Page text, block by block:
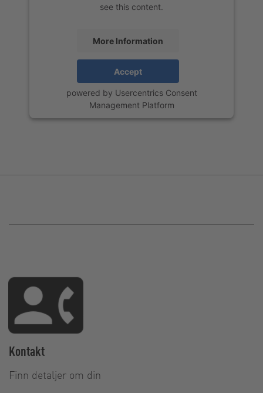
see this content.
More Information
Accept
powered by Usercentrics Consent
Management Platform
Kontakt
Finn detaljer om din